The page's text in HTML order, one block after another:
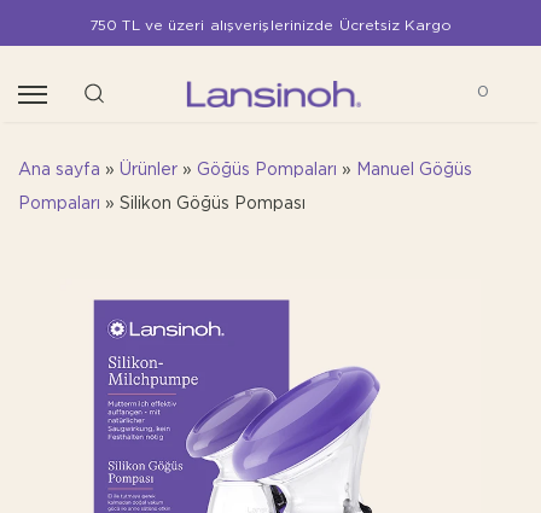
750 TL ve üzeri alışverişlerinizde Ücretsiz Kargo
0
Ana sayfa » Ürünler » Göğüs Pompaları » Manuel Göğüs
Pompaları » Silikon Göğüs Pompası